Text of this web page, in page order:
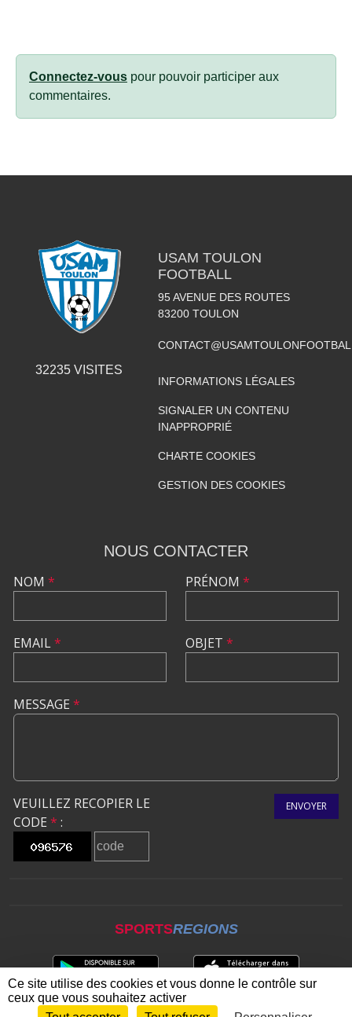
Connectez-vous pour pouvoir participer aux
commentaires.
32235VISITES
USAM TOULON
FOOTBALL
95 AVENUE DES ROUTES
83200 TOULON
INFORMATIONS LÉGALES
SIGNALER UN CONTENU
INAPPROPRIÉ
CHARTE COOKIES
GESTION DES COOKIES
NOUS CONTACTER
NOM *
EMAIL*
PRÉNOM *
OBJET *
MESSAGE *
VEUILLEZ RECOPIER LE
CODE * :
ENVOYER
SPORTSREGIONS
Ce site utilise des cookies et vous donne le contrôle sur
ceux que vous souhaitez activer